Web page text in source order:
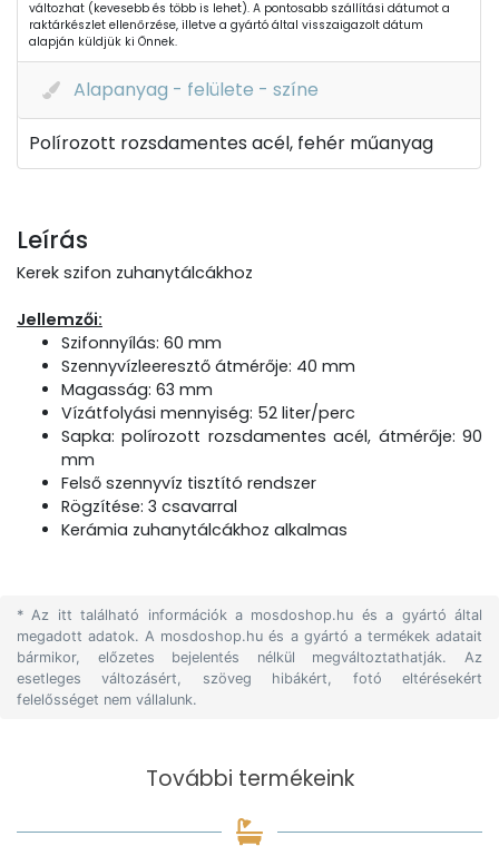
változhat (kevesebb és több is lehet). A pontosabb szállítási dátumot a
raktárkészlet ellenőrzése, illetve a gyártó által visszaigazolt dátum
alapján küldjük ki Önnek.
Alapanyag - felülete - színe
Polírozott rozsdamentes acél, fehér műanyag
Leírás
Kerek szifon zuhanytálcákhoz
Jellemzői:
Szifonnyílás: 60 mm
Szennyvízleeresztő átmérője: 40 mm
Magasság: 63 mm
Vízátfolyási mennyiség: 52 liter/perc
Sapka: polírozott rozsdamentes acél, átmérője: 90
mm
Felső szennyvíz tisztító rendszer
Rögzítése: 3 csavarral
Kerámia zuhanytálcákhoz alkalmas
* Az itt található információk a mosdoshop.hu és a gyártó által
megadott adatok. A mosdoshop.hu és a gyártó a termékek adatait
bármikor, előzetes bejelentés nélkül megváltoztathatják. Az
esetleges változásért, szöveg hibákért, fotó eltérésekért
felelősséget nem vállalunk.
További termékeink